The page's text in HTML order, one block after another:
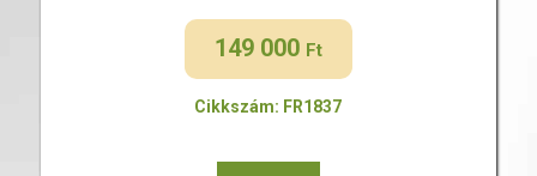
149 000 Ft
Cikkszám: FR1837